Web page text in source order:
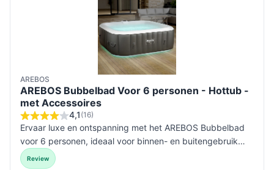
AREBOS
AREBOS Bubbelbad Voor 6 personen - Hottub -
met Accessoires
4,1 (16)
Ervaar luxe en ontspanning met het AREBOS Bubbelbad
voor 6 personen, ideaal voor binnen- en buitengebruik
met krachtige jets en sfeervolle LED-verlichting.
Review